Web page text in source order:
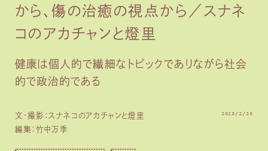
から、傷の治癒の視点から／スナネ
コのアカチャンと燈里
健康は個人的で繊細なトピックでありながら社会
的で政治的である
文・撮影：スナネコのアカチャンと燈里
編集：竹中万季
2023/2/20